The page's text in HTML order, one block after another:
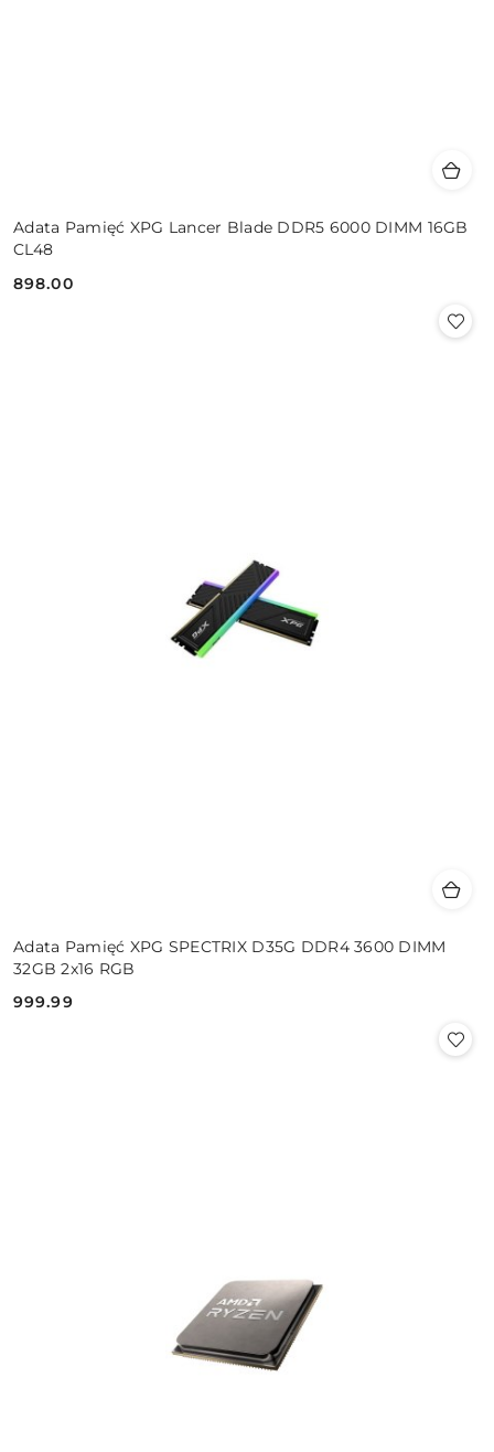
Adata Pamięć XPG Lancer Blade DDR5 6000 DIMM 16GB
CL48
Cena:
898.00
Adata Pamięć XPG SPECTRIX D35G DDR4 3600 DIMM
32GB 2x16 RGB
Cena:
999.99